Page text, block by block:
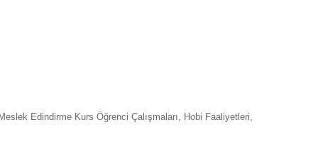
Edindirme Kurs Öğrenci Çalışmaları, Hobi Faaliyetleri,